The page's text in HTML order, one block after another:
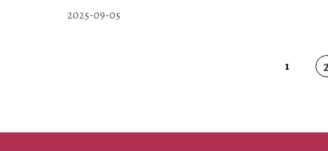
2025-09-05
1